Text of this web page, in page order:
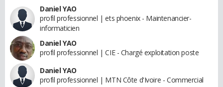
Daniel YAO
profil professionnel | ets phoenix - Maintenancier-
informaticien
Daniel YAO
profil professionnel | CIE - Chargé exploitation poste
Daniel YAO
profil professionnel | MTN Côte d'Ivoire - Commercial